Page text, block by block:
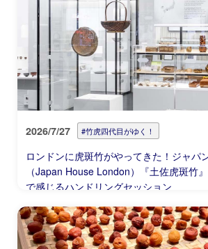
2026/7/27 #竹虎四代目がゆく！
ロンドンに虎斑竹がやってきた！ジャパ
（Japan House London）『土佐虎斑竹
で感じるハンドリングセッション